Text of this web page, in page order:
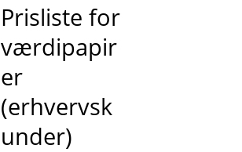
Prisliste for
værdipapir
er
(erhvervsk
under)